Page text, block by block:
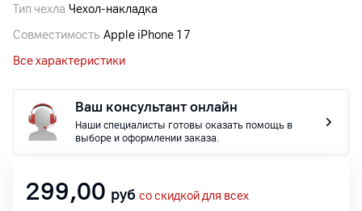
Тип чехла Чехол-накладка
Совместимость Apple iPhone 17
Все характеристики
Ваш консультант онлайн
Наши специалисты готовы оказать помощь в
выборе и оформлении заказа.
299,00 руб со скидкой для всех